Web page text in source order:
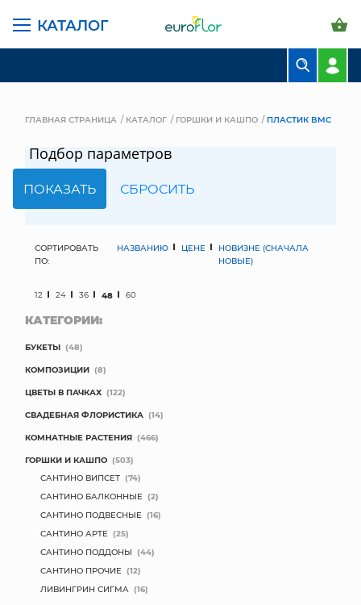
КАТАЛОГ
ГОРШКИ И КАШПО
СУНДУКИ
ИСКУССТВЕННЫЕ ЦВЕТЫ
ПАКЕТЫ И СУМКИ
ГЛАВНАЯ СТРАНИЦА КАТАЛОГ ГОРШКИ И КАШПО ПЛАСТИК BMC
Подбор параметров
СОРТИРОВАТЬ
ПО:
НАЗВАНИЮ ЦЕНЕ
НОВИЗНЕ (СНАЧАЛА
НОВЫЕ)
12 24 36 48 60
КАТЕГОРИИ:
БУКЕТЫ (48)
КОМПОЗИЦИИ (8)
ЦВЕТЫ В ПАЧКАХ (122)
СВАДЕБНАЯ ФЛОРИСТИКА (14)
КОМНАТНЫЕ РАСТЕНИЯ (466)
ГОРШКИ И КАШПО (503)
САНТИНО ВИПСЕТ (74)
САНТИНО БАЛКОННЫЕ (2)
САНТИНО ПОДВЕСНЫЕ (16)
САНТИНО АРТЕ (25)
САНТИНО ПОДДОНЫ (44)
САНТИНО ПРОЧИЕ (12)
ЛИВИНГРИН СИГМА (16)